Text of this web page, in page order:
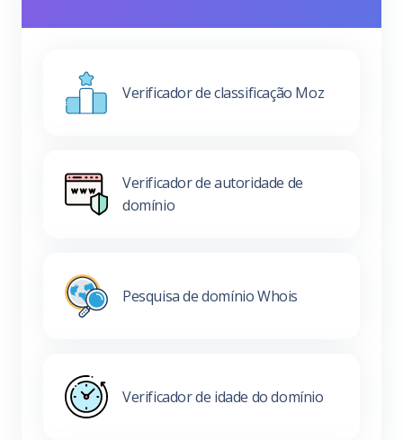
Verificador de classificação Moz
Verificador de autoridade de
domínio
Pesquisa de domínio Whois
Verificador de idade do domínio